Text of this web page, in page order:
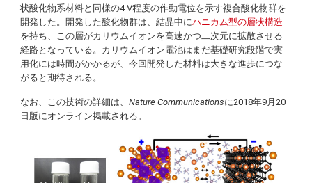
状酸化物系材料と同様の4 V程度の作動電位を示す複合酸化物群を
開発した。開発した酸化物群は、結晶中にハニカム型の層状構造
を持ち、この層がカリウムイオンを高速かつ二次元に拡散させる
経路となっている。カリウムイオン電池はまだ基礎研究段階で実
用化には時間がかかるが、今回開発した材料は大きな進歩につな
がると期待される。
なお、この技術の詳細は、Nature Communicationsに2018年9月20
日版にオンライン掲載される。